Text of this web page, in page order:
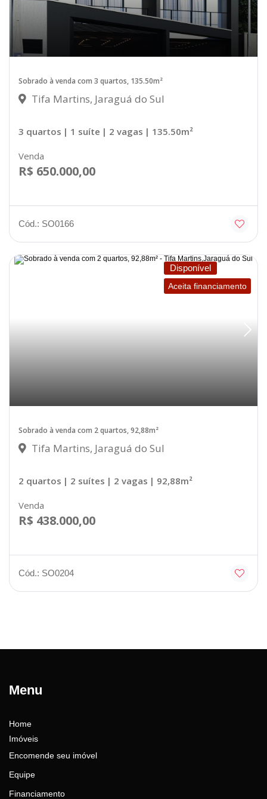
Sobrado à venda com 3 quartos, 135.50m²
Tifa Martins, Jaraguá do Sul
3 quartos | 1 suíte | 2 vagas | 135.50m²
Venda
R$ 650.000,00
Cód.: SO0166
Disponível
Aceita financiamento
Sobrado à venda com 2 quartos, 92,88m²
Tifa Martins, Jaraguá do Sul
2 quartos | 2 suítes | 2 vagas | 92,88m²
Venda
R$ 438.000,00
Cód.: SO0204
Menu
Home
Imóveis
Encomende seu imóvel
Equipe
Financiamento